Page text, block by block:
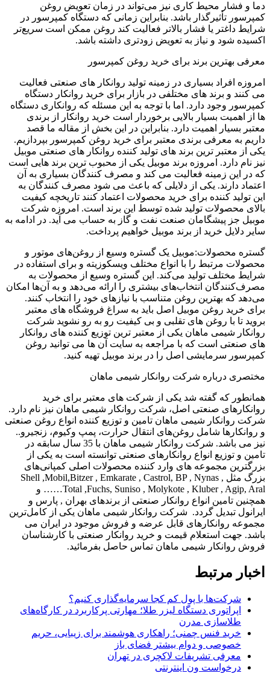
دما و فشار محیط کاری نیز می‌تواند در زمان تعویض روغن
کمپرسور تأثیرگذار باشد. بنابراین زمانی که دستگاه کمپرسور در
شرایط داغتر یا فشار بالاتر فعالیت کند روغن ممکن است سریع‌تر
اکسیده شود و نیاز به تعویض زودتری داشته باشد.
معرفی بهترین برند برای خرید روغن کمپرسور
امروزه افراد بسیاری در زمینه تولید روانکار های صنعتی فعالیت
می کنند و برند های مختلفی در بازار برای خرید روانکار دستگاه
کمپرسور وجود دارد. اما با توجه به این مسئله که روانکاری دستگاه
ها از اهمیت بسیار بالایی برخوردار است خرید روانکار از برندی
معتبر بسیار اهمیت دارد. بنابراین در این بخش از مقاله ما قصد
داریم به معرفی برندی معتبر برای خرید روغن کمپرسور بپردازیم.
یکی از معتبر ترین برند های تولید کننده روانکار های صنعتی موبیل
نیز نام دارد. امروزه برند موبیل یکی از محبوب ترین برند هایی است
که در این زمینه فعالیت می کند و مصرف کنندگان بسیاری به آن
اعتماد دارند. یکی از دلایلی که باعث می شود مصرف کنندگان به
این تولید کننده برای خرید محصولات اعتماد کنند تاریخچه کیفیت
بالای محصولات تولید شده توسط این برند است. امروزه شرکت
موبیل جز پیشگامان صنعت نفت و گاز به حساب می آید. در ادامه به
سایر دلایل خرید از برند موبیل خواهیم پرداخت.
گستره محصولات:موبیل یک گستره وسیع از روغن‌های موتور و
محصولات مرتبط را با انواع مختلف ویسکوزیته و برای استفاده در
شرایط مختلف تولید می‌کند. این گستره وسیع از محصولات به
مصرف‌کنندگان انتخاب‌های بیشتری را ارائه می‌دهد و به آن‌ها امکان
می‌دهد که بهترین روغن متناسب با نیازهای خود را انتخاب کنند.
برای خرید روغن موبیل اصل باید به سراغ فروشگاه های معتبر
بروید تا با روغن های تقلبی و بی کیفیت رو به رو نشوید شرکت
روانکار شیمی ماهان یکی از معتبر ترین توزیع کننده های روانکار
های صنعتی است که با مراجعه به سایت آن ها می توانید روغن
کمپرسور سرمایشی اصل را در برند موبیل تهیه کنید.
مختصری درباره شرکت روانکار شیمی ماهان
همانطور که گفته شد یکی از شرکت های معتبر برای خرید
روانکارهای صنعتی اصل، شرکت روانکار شیمی ماهان نیز نام دارد.
شرکت روانکار شیمی ماهان تامین و توزیع کننده انواع روغن صنعتی
و روانکارها شامل روغن‌های انتقال حرارت، پمپ وکیوم، زنجیرو..
نیز می باشد. شرکت روانکار شیمی ماهان با 35 سال سابقه در
تامین و توزیع انواع روانکارهای صنعتی توانسته است به یکی از
بزرگترین مجموعه های وارد کننده محصولات اصلی کمپانی‌های
بزرگ مثل Shell ,Mobil,Bitzer , Emkarate , Castrol, BP , Nynas ,
Total ,Fuchs, Suniso , Molykote , Kluber , Agip, Aral…… و
همچنین تامین انواع روانکار صنعتی از برندهای بهران , پارس و
ایرانول تبدیل گردد. شرکت روانکار شیمی ماهان یکی از کامل‌‎ترین
مجموعه روانکارهای قابل عرضه و فروش موجود در ایران می
باشد. جهت استعلام قیمت و خرید روانکار صنعتی با کارشناسان
فروش روانکار شیمی ماهان تماس حاصل بفرمائید.
اخبار مرتبط
شرکت‌ها با پول کم کجا سرمایه‌گذاری کنیم؟
اپراتوری دستگاه لیزر طلا؛ مهارتی پرکاربرد در کارگاه‌های
طلاسازی مدرن
خرید فنس چمنی؛ راهکاری هوشمند برای زیبایی، حریم
خصوصی و دوام بیشتر فضای باز
معرفی تشریفات لاکچری در تهران
درخواست ون اینترنتی